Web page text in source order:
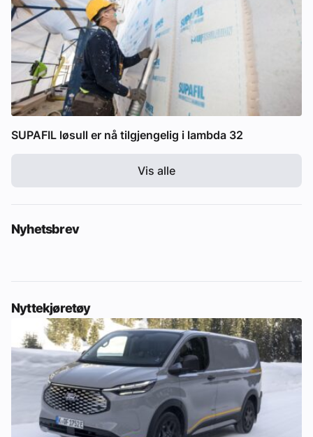
SUPAFIL løsull er nå tilgjengelig i lambda 32
Vis alle
Nyhetsbrev
Nyttekjøretøy